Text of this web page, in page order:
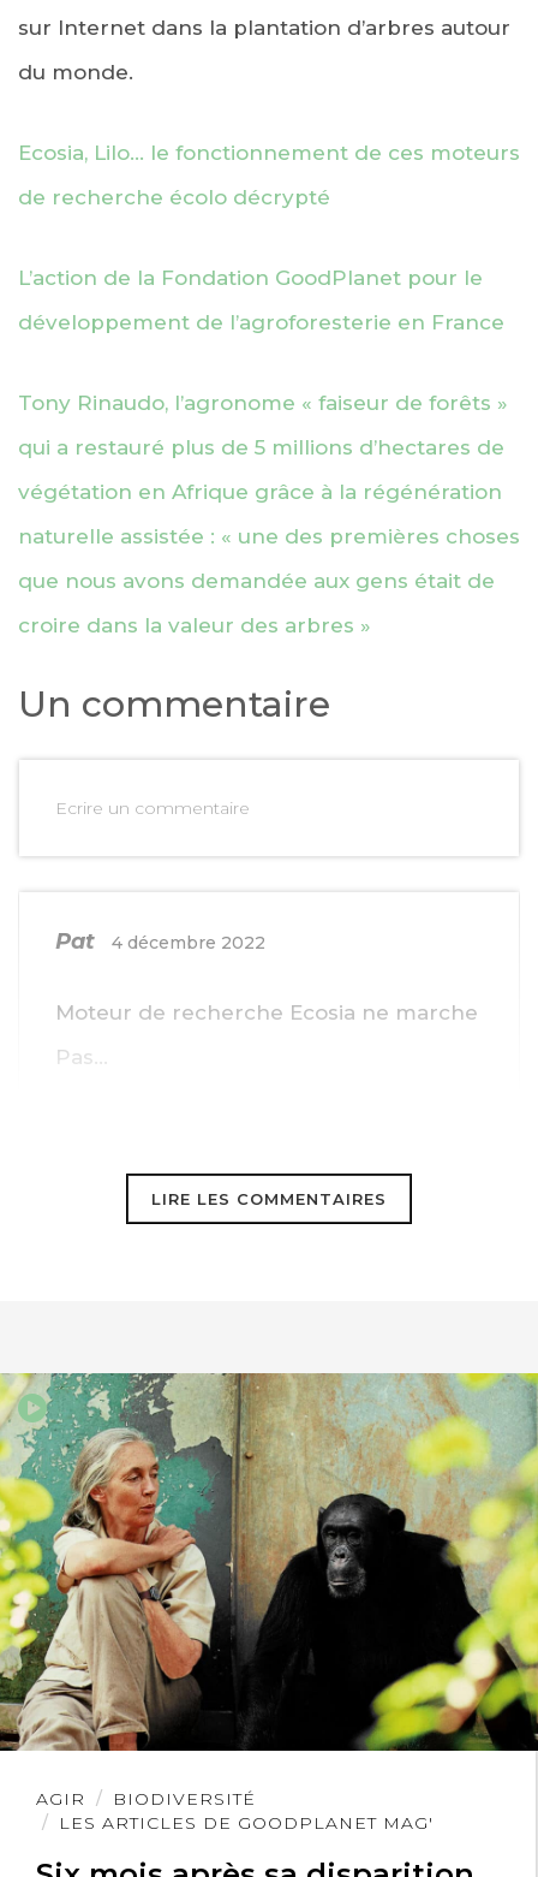
sur Internet dans la plantation d’arbres autour
du monde.
Ecosia, Lilo… le fonctionnement de ces moteurs
de recherche écolo décrypté
L’action de la Fondation GoodPlanet pour le
développement de l’agroforesterie en France
Tony Rinaudo, l’agronome « faiseur de forêts »
qui a restauré plus de 5 millions d’hectares de
végétation en Afrique grâce à la régénération
naturelle assistée : « une des premières choses
que nous avons demandée aux gens était de
croire dans la valeur des arbres »
Un commentaire
Ecrire un commentaire
Pat 4 décembre 2022
Moteur de recherche Ecosia ne marche
Pas…
LIRE LES COMMENTAIRES
AGIR
BIODIVERSITÉ
LES ARTICLES DE GOODPLANET MAG'
Lire
l'article